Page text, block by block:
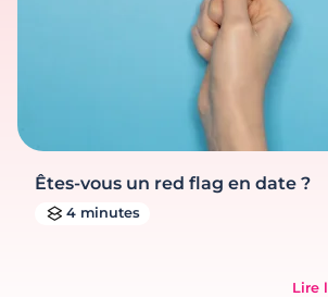
Êtes-vous un red flag en date ?
4 minutes
Lire